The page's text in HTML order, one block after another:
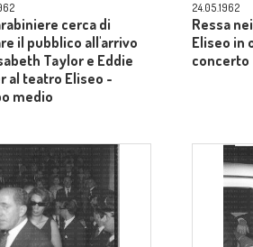
cerca di
il pubblico all'arrivo
Taylor e Eddie
al teatro Eliseo -
medio
24.05.1962
Ressa
Eliseo in
concerto